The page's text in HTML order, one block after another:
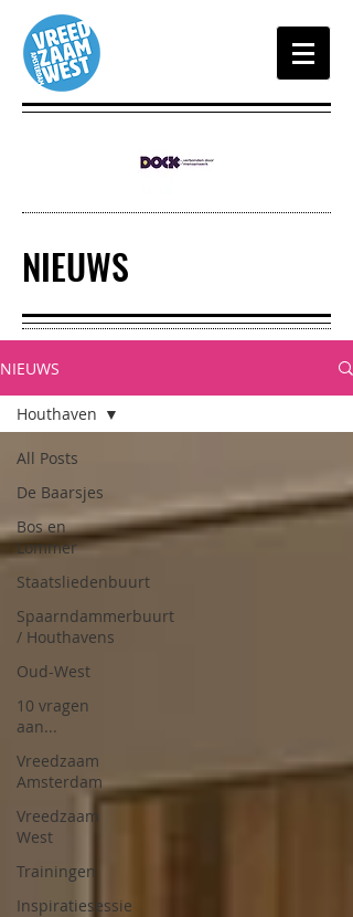
NIEUWS
NIEUWS
All Posts
De Baarsjes
Bos en
Lommer
Staatsliedenbuurt
Spaarndammerbuurt
/ Houthavens
Oud-West
10 vragen
aan...
Vreedzaam
Amsterdam
Vreedzaam
West
Trainingen
Inspiratiesessie
Houthaven